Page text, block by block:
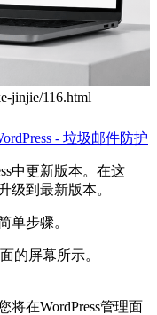
jinjie/116.html
- 垃圾邮件防护
中更新版本。在这
级到最新版本。
单步骤。
的屏幕所示。
将在WordPress管理面